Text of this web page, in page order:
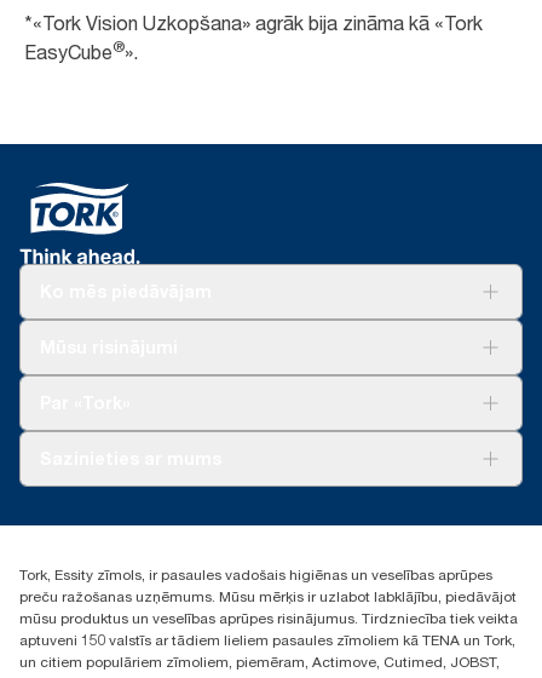
*«Tork Vision Uzkopšana» agrāk bija zināma kā «Tork
EasyCube®».
+371 29141799
Atrast izplatītāju
Ulbrokas street 19A
Riga, Latvija
LV-1028
Tork, Essity zīmols, ir pasaules vadošais higiēnas un veselības aprūpes
preču ražošanas uzņēmums. Mūsu mērķis ir uzlabot labklājību, piedāvājot
mūsu produktus un veselības aprūpes risinājumus. Tirdzniecība tiek veikta
aptuveni 150 valstīs ar tādiem lieliem pasaules zīmoliem kā TENA un Tork,
un citiem populāriem zīmoliem, piemēram, Actimove, Cutimed, JOBST,